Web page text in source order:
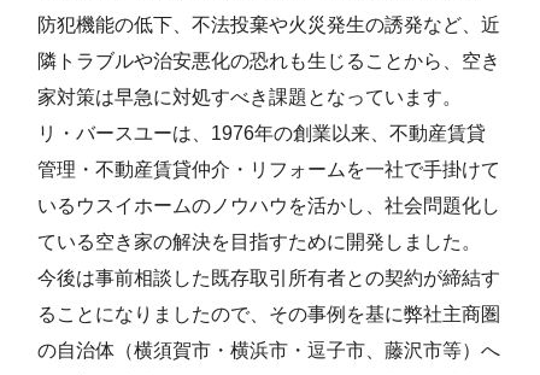
防犯機能の低下、不法投棄や火災発生の誘発など、近
隣トラブルや治安悪化の恐れも生じることから、空き
家対策は早急に対処すべき課題となっています。
リ・バースユーは、1976年の創業以来、不動産賃貸
管理・不動産賃貸仲介・リフォームを一社で手掛けて
いるウスイホームのノウハウを活かし、社会問題化し
ている空き家の解決を目指すために開発しました。
今後は事前相談した既存取引所有者との契約が締結す
ることになりましたので、その事例を基に弊社主商圏
の自治体（横須賀市・横浜市・逗子市、藤沢市等）へ